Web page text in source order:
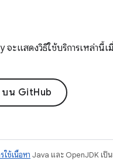
จะแสดงวิธีใช้บริการเหล่านี้
บน GitHub
ช้เนื้อหา Java และ OpenJDK เป็น